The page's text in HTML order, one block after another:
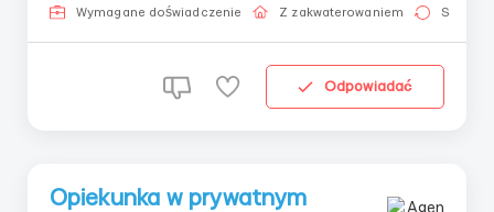
Palenie dozwolone na zewnątrz. Koni...
Wymagane doświadczenie Z zakwaterowaniem Stała
Odpowiadać
Opiekunka w prywatnym